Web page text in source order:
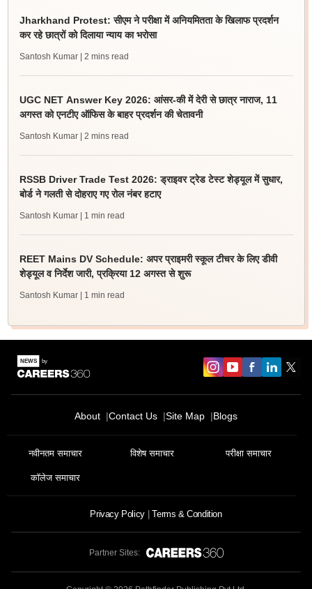
Jharkhand Protest: सीएम ने परीक्षा में अनियमितता के खिलाफ प्रदर्शन
कर रहे छात्रों को दिलाया न्याय का भरोसा
Santosh Kumar | 2 mins read
UGC NET Answer Key 2026: आंसर-की में देरी से छात्र नाराज, 11
अगस्त को एनटीए ऑफिस के बाहर प्रदर्शन की चेतावनी
Santosh Kumar | 2 mins read
RSSB Driver Trade Test 2026: ड्राइवर ट्रेड टेस्ट शेड्यूल में सुधार,
बोर्ड ने गलती से दोहराए गए रोल नंबर हटाए
Santosh Kumar | 1 min read
REET Mains DV Schedule: अपर प्राइमरी स्कूल टीचर के लिए डीवी
शेड्यूल व निर्देश जारी, प्रक्रिया 12 अगस्त से शुरू
Santosh Kumar | 1 min read
About Contact Us Site Map Blogs
नवीनतम समाचार विशेष समाचार परीक्षा समाचार
कॉलेज समाचार
Privacy Policy Terms & Condition
Partner Sites: